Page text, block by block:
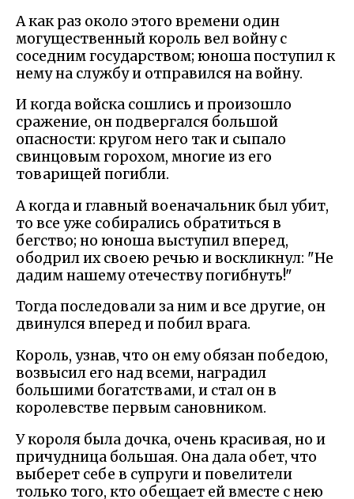
А как раз около этого времени один
могущественный король вел войну с
соседним государством; юноша поступил к
нему на службу и отправился на войну.
И когда войска сошлись и произошло
сражение, он подвергался большой
опасности: кругом него так и сыпало
свинцовым горохом, многие из его
товарищей погибли.
А когда и главный военачальник был убит,
то все уже собирались обратиться в
бегство; но юноша выступил вперед,
ободрил их своею речью и воскликнул: "Не
дадим нашему отечеству погибнуть!"
Тогда последовали за ним и все другие, он
двинулся вперед и побил врага.
Король, узнав, что он ему обязан победою,
возвысил его над всеми, наградил
большими богатствами, и стал он в
королевстве первым сановником.
У короля была дочка, очень красивая, но и
причудница большая. Она дала обет, что
выберет себе в супруги и повелители
только того, кто обещает ей вместе с нею